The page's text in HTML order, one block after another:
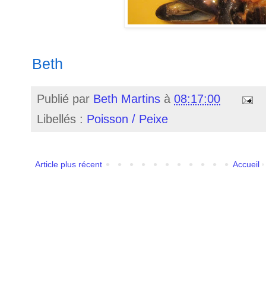
Beth
Publié par Beth Martins à 08:17:00
Libellés : Poisson / Peixe
Article plus récent Accueil